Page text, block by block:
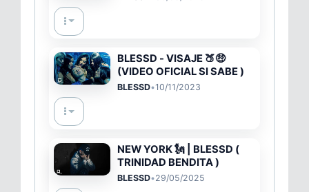
BLESSD - VISAJE 🍑🤑
(VIDEO OFICIAL SI SABE )
BLESSD•10/11/2023
NEW YORK 🗽 | BLESSD (
TRINIDAD BENDITA )
BLESSD•29/05/2025